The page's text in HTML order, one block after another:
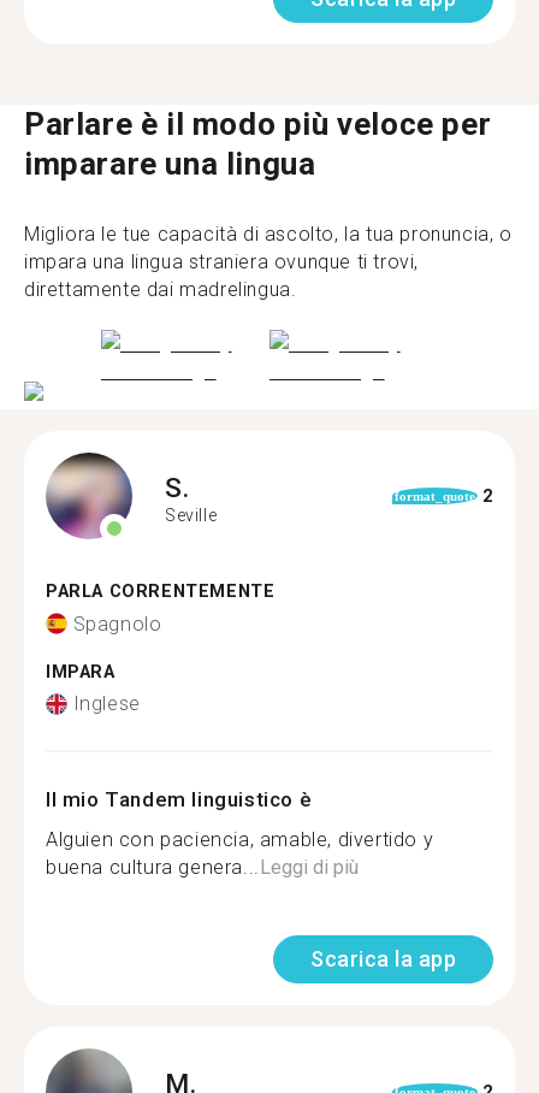
Parlare è il modo più veloce per
imparare una lingua
Migliora le tue capacità di ascolto, la tua pronuncia, o
impara una lingua straniera ovunque ti trovi,
direttamente dai madrelingua.
S.
Seville
format_quote 2
PARLA CORRENTEMENTE
Spagnolo
IMPARA
Inglese
Il mio Tandem linguistico è
Alguien con paciencia, amable, divertido y
buena cultura genera...Leggi di più
Scarica la app
M.